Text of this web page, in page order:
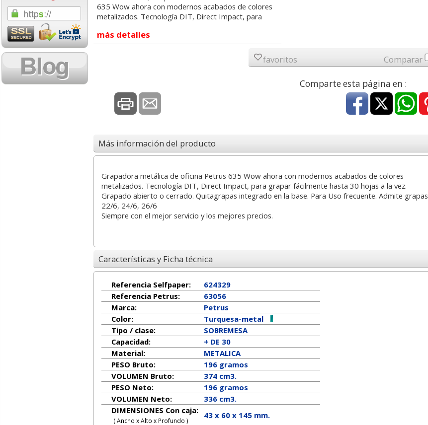
635 Wow ahora con modernos acabados de colores
metalizados. Tecnología DIT, Direct Impact, para
más detalles
favoritos Comparar
Comparte esta página en :
Más información del producto
Grapadora metálica de oficina Petrus 635 Wow ahora con modernos acabados de colores
metalizados. Tecnología DIT, Direct Impact, para grapar fácilmente hasta 30 hojas a la vez.
Grapado abierto o cerrado. Quitagrapas integrado en la base. Para Uso frecuente. Admite grapas
22/6, 24/6, 26/6
Siempre con el mejor servicio y los mejores precios.
Características y Ficha técnica
Referencia Selfpaper:
624329
Referencia Petrus:
63056
Marca:
Petrus
Color:
Turquesa-metal
Tipo / clase:
SOBREMESA
Capacidad:
+ DE 30
Material:
METALICA
PESO Bruto:
196 gramos
VOLUMEN Bruto:
374 cm3.
PESO Neto:
196gramos
VOLUMEN Neto:
336 cm3.
DIMENSIONES Con caja:
( Ancho x Alto x Profundo )
43 x 60 x 145 mm.
1,08 con Iva 18,02 con Iva
Cartucho HP 304 - 302
17,99 con Iva 45,82 con Iva 68,51 con Iva
Goma de borrar
1,08 con Iva